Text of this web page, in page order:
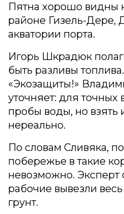
Пятна хорошо видны
районе Гизель-Дере,
акватории порта.
Игорь Шкрадюк
быть разливы
«Экозащиты!»
уточняет: для
пробы воды, но взять
нереально.
По словам Сливяка,
побережье в такие
невозможно. Эксперт
рабочие вывезли
грунт.